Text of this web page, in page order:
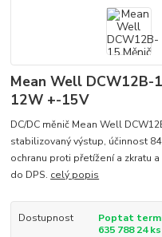
Mean Well DCW12B-
12W +-15V
DC/DC měnič Mean Well
stabilizovaný výstup, účinnost
ochranu proti přetížení a zkratu
do DPS. celý popis
Dostupnost
Poptat
635 788 24 ks